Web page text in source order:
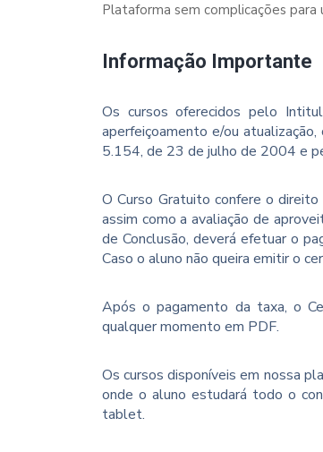
Plataforma sem complicações para
Informação Importante
Os cursos oferecidos pelo
aperfeiçoamento e/ou
5.154, de 23 de julho de 2004 e
O Curso Gratuito confere o
assim como a avaliação de
de Conclusão, deverá efetuar o
Caso o aluno não queira emitir o
Após o pagamento da taxa, o
qualquer momento em PDF.
Os cursos disponíveis em nossa
onde o aluno estudará todo o
tablet.